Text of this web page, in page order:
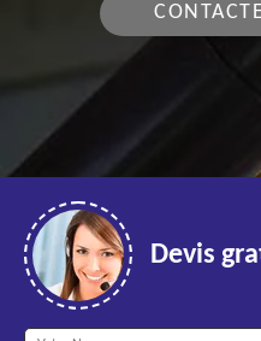
Devis